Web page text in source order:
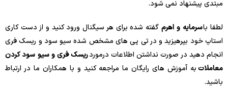
مبتدی پیشنهاد نمی شود.
لطفا باسرمایه و اهرمگفته شده برای هر سیگنال ورود کنید و از دست کاری
استاپ خود بپرهیزید و در تی پی های مشخص شده سیو سود و ریسک فری
انجام دهید در صورت نداشتن اطلاعات درموردریسک فری و سیو سود کردن
معاملاتبه آموزش های رایگان ما مراجعه کنید و با همکاران ما در ارتباط
باشید.